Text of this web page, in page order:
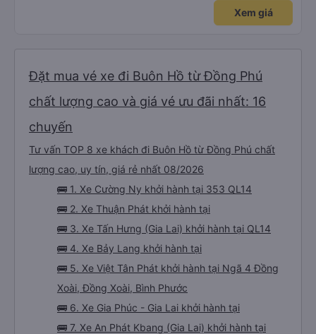
Xem giá
Đặt mua vé xe đi Buôn Hồ từ Đồng Phú
chất lượng cao và giá vé ưu đãi nhất: 16
chuyến
Tư vấn TOP 8 xe khách đi Buôn Hồ từ Đồng Phú chất
lượng cao, uy tín, giá rẻ nhất 08/2026
🚌 1. Xe Cường Ny khởi hành tại 353 QL14
🚌 2. Xe Thuận Phát khởi hành tại
🚌 3. Xe Tấn Hưng (Gia Lai) khởi hành tại QL14
🚌 4. Xe Bảy Lang khởi hành tại
🚌 5. Xe Việt Tân Phát khởi hành tại Ngã 4 Đồng
Xoài, Đồng Xoài, Bình Phước
🚌 6. Xe Gia Phúc - Gia Lai khởi hành tại
🚌 7. Xe An Phát Kbang (Gia Lai) khởi hành tại